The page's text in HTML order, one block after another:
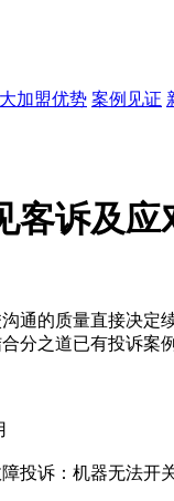
加盟优势 案例见证
诉及应
通的质量直接决
分之道已有投诉案
投诉：机器无法开